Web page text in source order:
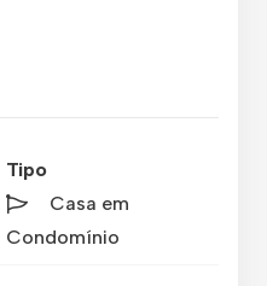
Tipo
Casa em
Condomínio